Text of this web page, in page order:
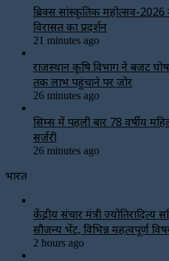
ब्रिक्स सांस्कृतिक महोत्सव-
विरासत का प्रदर्शन
21 minutes ago
राजस्थान कृषि विभाग ने बजट
तक लाभ पहुंचाने पर जोर
26 minutes ago
सिम्स में पहली बार 78 वर्षीय
सर्जरी
26 minutes ago
भारत
केंद्रीय संचार मंत्री ज्योतिरादित्य
सौजन्य भेंट, विभिन्न महत्वपूर्ण
2 hours ago